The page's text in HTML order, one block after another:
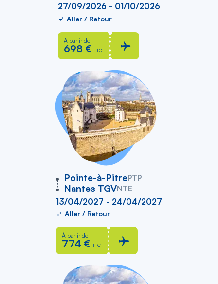
27/09/2026 - 01/10/2026
Aller / Retour
À partir de
698 € TTC
Pointe-à-PitrePTP
vers
Nantes TGVNTE
13/04/2027 - 24/04/2027
Aller / Retour
À partir de
774 € TTC